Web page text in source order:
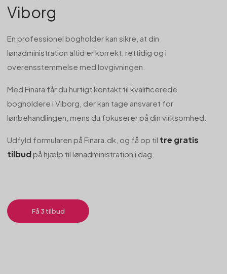
Viborg
En professionel bogholder kan sikre, at din
lønadministration altid er korrekt, rettidig og i
overensstemmelse med lovgivningen.
Med Finara får du hurtigt kontakt til kvalificerede
bogholdere i Viborg, der kan tage ansvaret for
lønbehandlingen, mens du fokuserer på din virksomhed.
Udfyld formularen på Finara.dk, og få op til tre gratis
tilbud på hjælp til lønadministration i dag.
Få 3 tilbud